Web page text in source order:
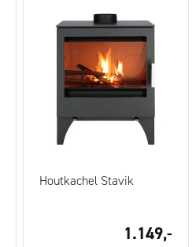
Houtkachel Stavik
1.149,-